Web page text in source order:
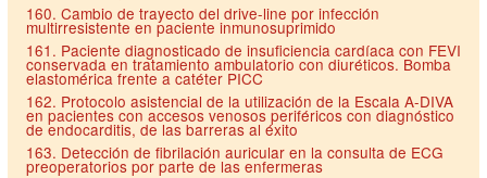
160. Cambio de trayecto del drive-line por infección
multirresistente en paciente inmunosuprimido
161. Paciente diagnosticado de insuficiencia cardíaca con FEVI
conservada en tratamiento ambulatorio con diuréticos. Bomba
elastomérica frente a catéter PICC
162. Protocolo asistencial de la utilización de la Escala A-DIVA
en pacientes con accesos venosos periféricos con diagnóstico
de endocarditis, de las barreras al éxito
163. Detección de fibrilación auricular en la consulta de ECG
preoperatorios por parte de las enfermeras